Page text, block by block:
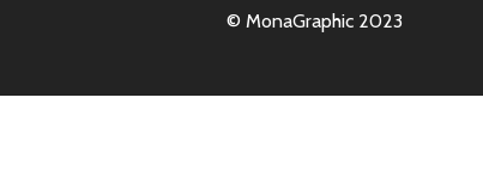
© MonaGraphic 2023